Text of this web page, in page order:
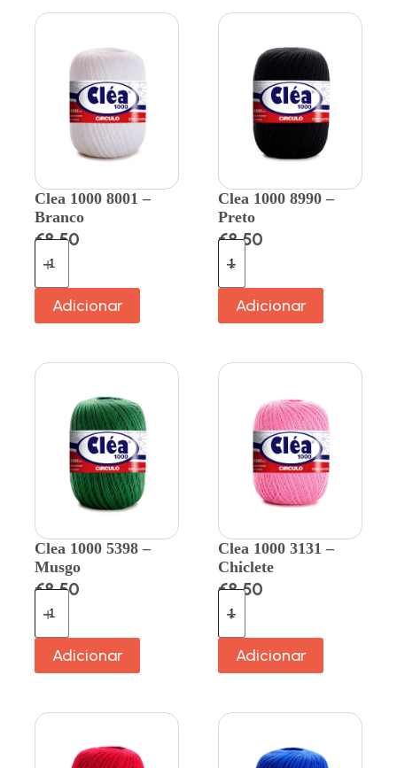
Clea 1000 8001 –
Branco
€8.50
Adicionar
Clea 1000 8990 –
Preto
€8.50
Adicionar
Clea 1000 5398 –
Musgo
€8.50
Adicionar
Clea 1000 3131 –
Chiclete
€8.50
Adicionar